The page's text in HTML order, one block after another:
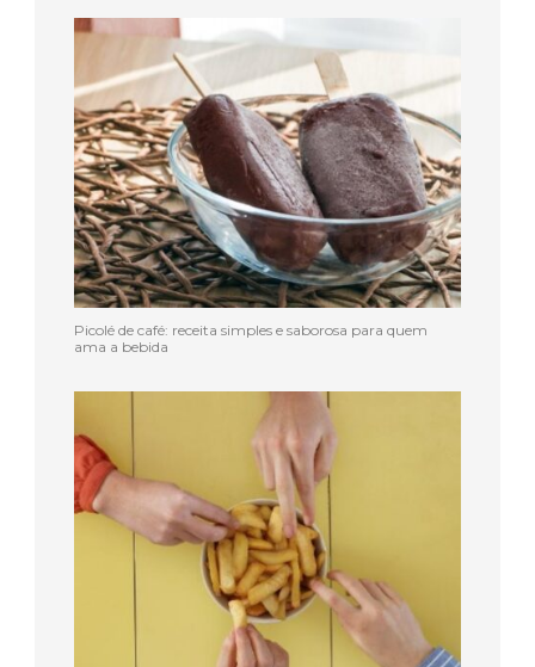
Picolé de café: receita simples e saborosa para quem
ama a bebida